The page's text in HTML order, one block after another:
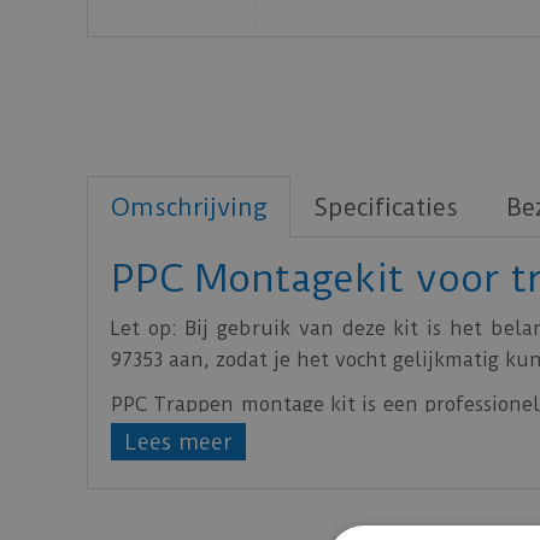
Omschrijving Specificaties
PPC Montagekit voor
Let op: Bij gebruik van deze kit is het
97353 aan, zodat je het vocht gelijkmatig
PPC Trappen montage kit is een
de snelle hechting en het vullend
het veiligheidsinformatie blad.
Lees meer